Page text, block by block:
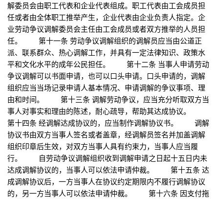
解委员会由职工代表和企业代表组成。职工代表由工会成员担
任或者由全体职工推举产生，企业代表由企业负责人指定。企
业劳动争议调解委员会主任由工会成员或者双方推举的人员担
任。 第十一条 劳动争议调解组织的调解员应当由公道正
派、联系群众、热心调解工作，并具有一定法律知识、政策水
平和文化水平的成年公民担任。 第十二条 当事人申请劳动
争议调解可以书面申请，也可以口头申请。口头申请的，调解
组织应当当场记录申请人基本情况、申请调解的争议事项、理
由和时间。 第十三条 调解劳动争议，应当充分听取双方当
事人对事实和理由的陈述，耐心疏导，帮助其达成协议。
第十四条 经调解达成协议的，应当制作调解协议书。 调解
协议书由双方当事人签名或者盖章，经调解员签名并加盖调解
组织印章后生效，对双方当事人具有约束力，当事人应当履
行。 自劳动争议调解组织收到调解申请之日起十五日内未
达成调解协议的，当事人可以依法申请仲裁。 第十五条 达
成调解协议后，一方当事人在协议约定期限内不履行调解协议
的，另一方当事人可以依法申请仲裁。 第十六条 因支付拖